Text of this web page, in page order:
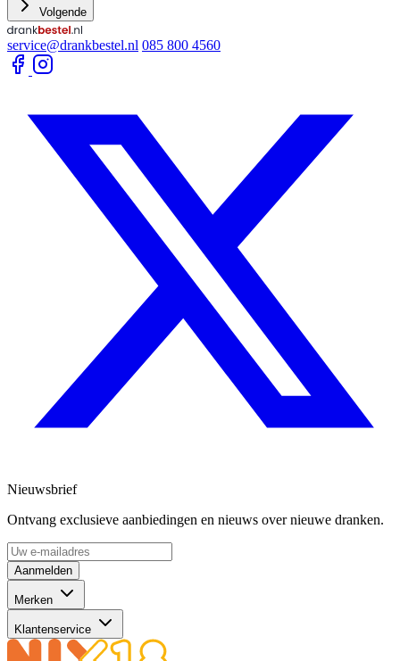
Volgende
service@drankbestel.nl 085 800 4560
Nieuwsbrief
Ontvang exclusieve aanbiedingen en nieuws over nieuwe dranken.
Aanmelden
Merken
Klantenservice